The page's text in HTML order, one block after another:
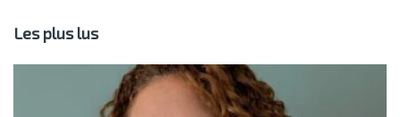
Les plus lus